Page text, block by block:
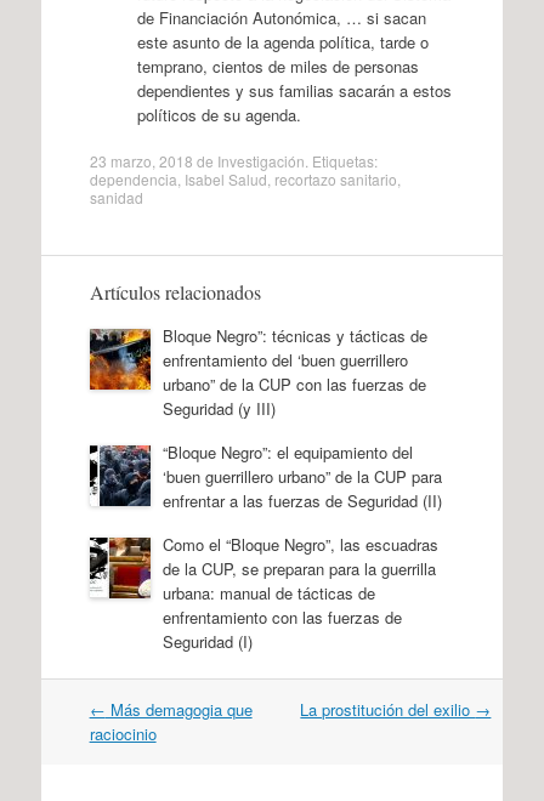
de Financiación Autonómica, … si sacan
este asunto de la agenda política, tarde o
temprano, cientos de miles de personas
dependientes y sus familias sacarán a estos
políticos de su agenda.
23 marzo, 2018 de Investigación . Etiquetas:
dependencia Isabel Salud recortazo sanitario
sanidad
Artículos relacionados
Bloque Negro”: técnicas y tácticas de
enfrentamiento del ‘buen guerrillero
urbano” de la CUP con las fuerzas de
Seguridad (y III)
“Bloque Negro”: el equipamiento del
‘buen guerrillero urbano” de la CUP para
enfrentar a las fuerzas de Seguridad (II)
Como el “Bloque Negro”, las escuadras
de la CUP, se preparan para la guerrilla
urbana: manual de tácticas de
enfrentamiento con las fuerzas de
Seguridad (I)
Navegación
por
← Más demagogia que
raciocinio
La prostitución del exilio →